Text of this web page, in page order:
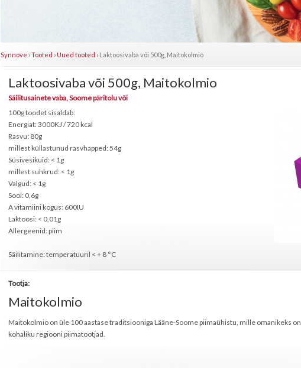
Synnove ›Tooted ›Uued tooted › Laktoosivaba või 500g, Maitokolmio
Laktoosivaba või 500g, Maitokolmio
Säilitusainete vaba, Soome päritolu või
100g toodet sisaldab:
Energiat: 3000KJ / 720 kcal
Rasvu: 80g
millest küllastunud rasvhapped: 54g
Süsivesikuid: < 1g
millest suhkrud: < 1g
Valgud: < 1g
Sool: 0,6g
A vitamiini kogus: 600IU
Laktoosi: < 0,01g
Allergeenid: piim
Säilitamine: temperatuuril < + 8 °C
Tootja:
Maitokolmio
Maitokolmio on üle 100 aastase traditsiooniga Lääne-Soome piimaühistu, mille omanikeks on
kohaliku regiooni piimatootjad.